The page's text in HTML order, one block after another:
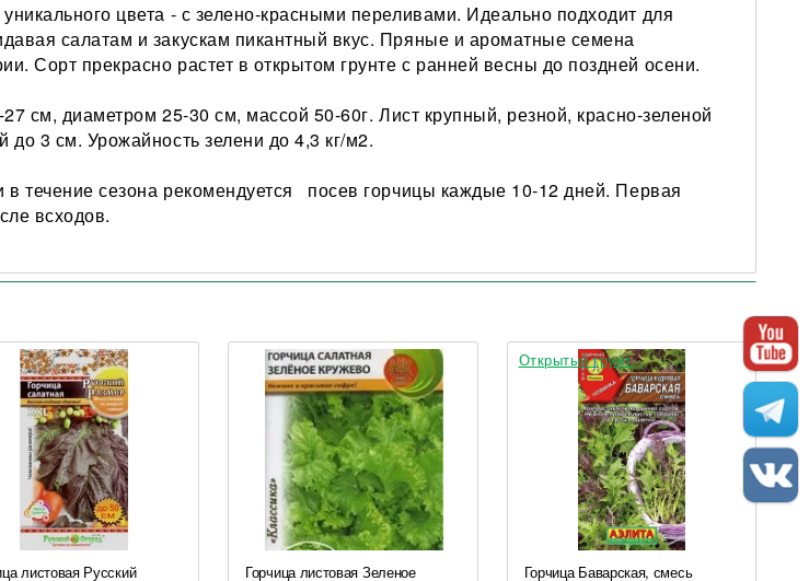
цвета - с зелено-красными переливами. Идеально подходит для
салатам и закускам пикантный вкус. Пряные и ароматные семена
Сорт прекрасно растет в открытом грунте с ранней весны до поздней осени.
см, диаметром 25-30 см, массой 50-60г. Лист крупный, резной, красно-зеленой
3 см. Урожайность зелени до 4,3 кг/м2.
в течение сезона рекомендуется посев горчицы каждые 10-12 дней. Первая
всходов.
листовая Русский
Горчица листовая Зеленое
Открытый грунт
Горчица Баварская, смесь